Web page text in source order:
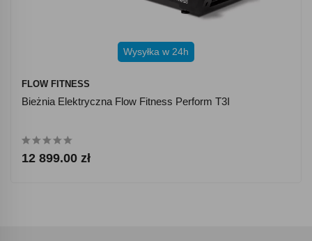
Wysyłka w 24h
FLOW FITNESS
Bieżnia Elektryczna Flow Fitness Perform T3I
12 899.00 zł